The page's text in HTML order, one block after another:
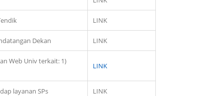
LINK
Dekan LINK
Web Univ terkait: 1)
LINK
layanan SPs LINK